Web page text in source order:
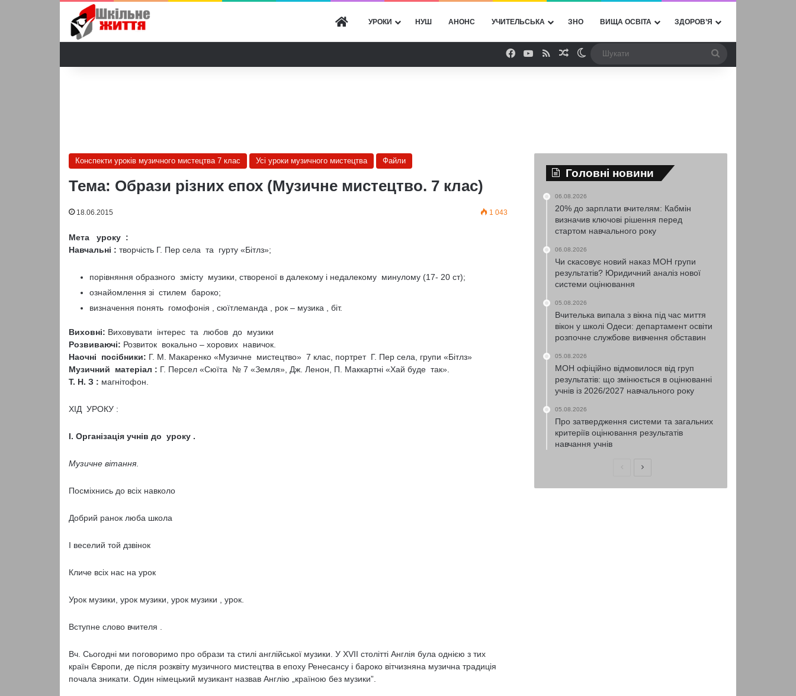
ГОЛОВНА
УРОКИ НУШ АНОНС УЧИТЕЛЬСЬКА ЗНО ВИЩА ОСВІТА ЗДОРОВ’Я
Facebook
YouTube
RSSВипадкова стаття
Switch skin
Конспекти уроків музичного мистецтва 7 клас Усі уроки музичного мистецтва Файли
Тема: Образи різних епох (Музичне мистецтво. 7 клас)
18.06.2015 1 043
Мета уроку :
Навчальні : творчість Г. Пер села та гурту «Бітлз»;
порівняння образного змісту музики, створеної в далекому і недалекому минулому (17- 20 ст);
ознайомлення зі стилем бароко;
визначення понять гомофонія , сюїтлеманда , рок – музика , біт.
Виховні: Виховувати інтерес та любов до музики
Розвиваючі: Розвиток вокально – хорових навичок.
Наочні посібники: Г. М. Макаренко «Музичне мистецтво» 7 клас, портрет Г. Пер села, групи «Бітлз»
Музичний матеріал : Г. Персел «Сюїта № 7 «Земля», Дж. Ленон, П. Маккартні «Хай буде так».
Т. Н. З : магнітофон.
ХІД УРОКУ :
I. Організація учнів до уроку .
Музичне вітання.
Посміхнись до всіх навколо
Добрий ранок люба школа
І веселий той дзвінок
Кличе всіх нас на урок
Урок музики, урок музики, урок музики , урок.
Вступне слово вчителя .
Вч. Сьогодні ми поговоримо про образи та стилі англійської музики. У XVII столітті Англія була однією з тих
країн Європи, де після розквіту музичного мистецтва в епоху Ренесансу і бароко вітчизняна музична традиція
почала зникати. Один німецький музикант назвав Англію „країною без музики”.
Головні новини
06.08.2026
20% до зарплати вчителям: Кабмін
визначив ключові рішення перед
стартом навчального року
06.08.2026
Чи скасовує новий наказ МОН групи
результатів? Юридичний аналіз нової
системи оцінювання
05.08.2026
Вчителька випала з вікна під час миття
вікон у школі Одеси: департамент освіти
розпочне службове вивчення обставин
05.08.2026
МОН офіційно відмовилося від груп
результатів: що змінюється в оцінюванні
учнів із 2026/2027 навчального року
05.08.2026
Про затвердження системи та загальних
критеріїв оцінювання результатів
навчання учнів
ПопередняНаступна